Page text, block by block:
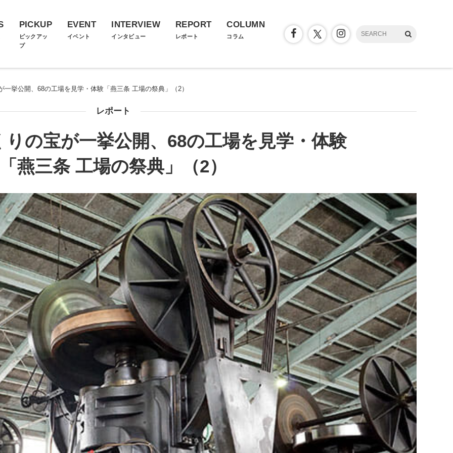
PICKUP
ピックアッ
プ
EVENT
イベント
INTERVIEW
インタビュー
REPORT
レポート
COLUMN
コラム
一挙公開、68の工場を見学・体験「燕三条 工場の祭典」（2）
レポート
の宝が一挙公開、68の工場を見学・体験
「燕三条 工場の祭典」（2）